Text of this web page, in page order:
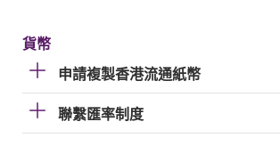
貨幣
申請複製香港流通紙幣
聯繫匯率制度